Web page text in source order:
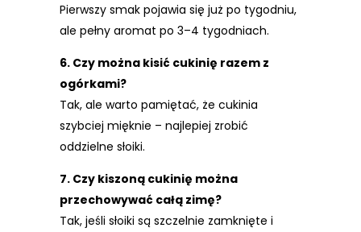
Pierwszy smak pojawia się już po tygodniu,
ale pełny aromat po 3–4 tygodniach.
6. Czy można kisić cukinię razem z
ogórkami?
Tak, ale warto pamiętać, że cukinia
szybciej mięknie – najlepiej zrobić
oddzielne słoiki.
7. Czy kiszoną cukinię można
przechowywać całą zimę?
Tak, jeśli słoiki są szczelnie zamknięte i